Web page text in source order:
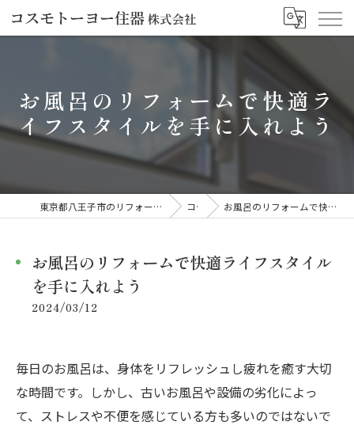
お風呂のリフォームで快適ラ
イフスタイルを手に入れよう
東京都八王子市のリフォームならコスモトーヨー住器株式会社 コラム お風呂のリフォームで快適ライフスタイルを手に入れよう
お風呂のリフォームで快適ライフスタイル
を手に入れよう
2024/03/12
毎日のお風呂は、身体をリフレッシュし疲れを癒す大切
な時間です。しかし、古いお風呂や設備の劣化によっ
て、ストレスや不便を感じている方も多いのではないで